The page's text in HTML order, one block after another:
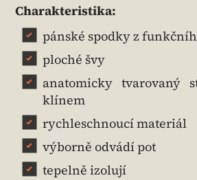
Charakteristika:
pánské spodky z
ploché švy
anatomicky tvarovaný
klínem
rychleschnoucí materiál
výborně odvádí pot
tepelně izolují